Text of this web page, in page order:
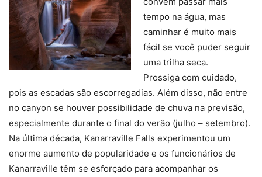
tempo na água, mas
caminhar é muito mais
fácil se você puder seguir
uma trilha seca.
Prossiga com cuidado,
pois as escadas são escorregadias. Além disso, não entre
no canyon se houver possibilidade de chuva na previsão,
especialmente durante o final do verão (julho – setembro).
Na última década, Kanarraville Falls experimentou um
enorme aumento de popularidade e os funcionários de
Kanarraville têm se esforçado para acompanhar os